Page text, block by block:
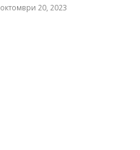
октомври 20, 2023